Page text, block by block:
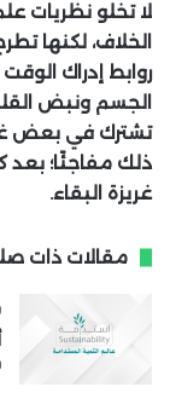
لا تخلو نظريات
الخلاف، لكنها
روابط إدراك
الجسم ونبض
تشترك في بعض
ذلك مفاجئًا؛
غريزة البقاء.
مقالات ذات